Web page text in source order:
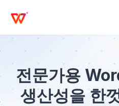
전문가용
생산성을 한